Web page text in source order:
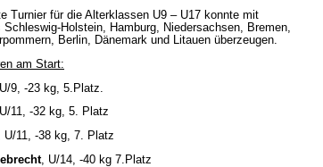
Turnier für die Alterklassen U9 – U17 konnte mit
Schleswig-Holstein, Hamburg, Niedersachsen, Bremen,
Berlin, Dänemark und Litauen überzeugen.
am Start:
U/9, -23 kg, 5.Platz.
11, -32 kg, 5. Platz
U/11, -38 kg, 7. Platz
, U/14, -40 kg 7.Platz